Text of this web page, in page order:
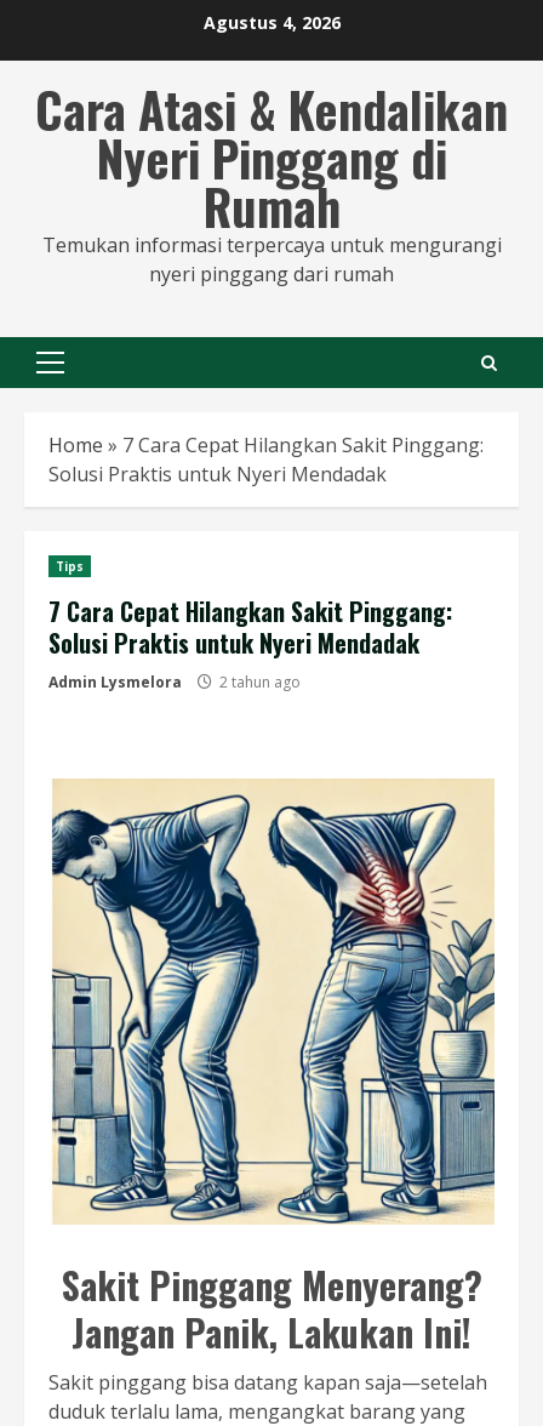
Agustus 4, 2026
Cara Atasi & Kendalikan
Nyeri Pinggang di
Rumah
Temukan informasi terpercaya untuk mengurangi
nyeri pinggang dari rumah
Primary
Home » 7 Cara Cepat Hilangkan Sakit Pinggang:
Solusi Praktis untuk Nyeri Mendadak
Tips
7 Cara Cepat Hilangkan Sakit Pinggang:
Solusi Praktis untuk Nyeri Mendadak
Admin Lysmelora 2 tahun ago
Sakit Pinggang Menyerang?
Jangan Panik, Lakukan Ini!
Sakit pinggang bisa datang kapan saja—setelah
duduk terlalu lama, mengangkat barang yang